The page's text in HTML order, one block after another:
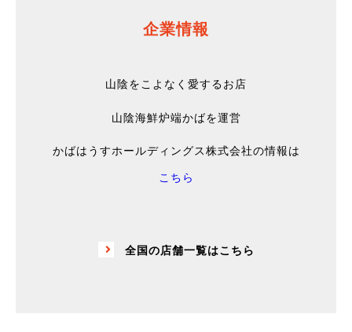
企業情報
山陰をこよなく愛するお店
山陰海鮮炉端かばを運営
かばはうすホールディングス株式会社の情報は
こちら
全国の店舗一覧はこちら